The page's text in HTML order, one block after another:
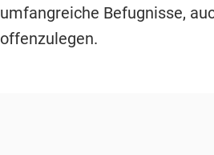
umfangreiche Befugnisse,
offenzulegen.